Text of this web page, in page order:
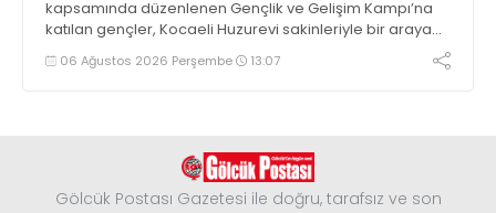
kapsamında düzenlenen Gençlik ve Gelişim Kampı’na
katılan gençler, Kocaeli Huzurevi sakinleriyle bir araya
geldi06 Ağustos 2026 Perşembe 13:07
Gölcük Postası Gazetesi ile doğru, tarafsız ve son